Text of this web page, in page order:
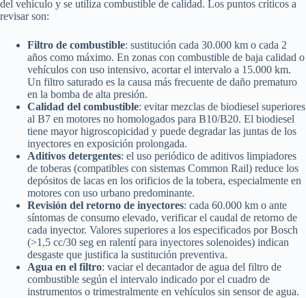
del vehículo y se utiliza combustible de calidad. Los puntos críticos a
revisar son:
Filtro de combustible: sustitución cada 30.000 km o cada 2
años como máximo. En zonas con combustible de baja calidad o
vehículos con uso intensivo, acortar el intervalo a 15.000 km.
Un filtro saturado es la causa más frecuente de daño prematuro
en la bomba de alta presión.
Calidad del combustible: evitar mezclas de biodiesel superiores
al B7 en motores no homologados para B10/B20. El biodiesel
tiene mayor higroscopicidad y puede degradar las juntas de los
inyectores en exposición prolongada.
Aditivos detergentes: el uso periódico de aditivos limpiadores
de toberas (compatibles con sistemas Common Rail) reduce los
depósitos de lacas en los orificios de la tobera, especialmente en
motores con uso urbano predominante.
Revisión del retorno de inyectores: cada 60.000 km o ante
síntomas de consumo elevado, verificar el caudal de retorno de
cada inyector. Valores superiores a los especificados por Bosch
(>1,5 cc/30 seg en ralentí para inyectores solenoides) indican
desgaste que justifica la sustitución preventiva.
Agua en el filtro: vaciar el decantador de agua del filtro de
combustible según el intervalo indicado por el cuadro de
instrumentos o trimestralmente en vehículos sin sensor de agua.